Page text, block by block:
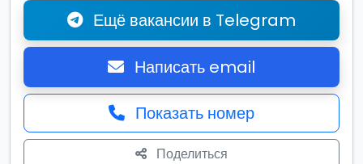
Ещё вакансии в Telegram
Написать email
Показать номер
Поделиться